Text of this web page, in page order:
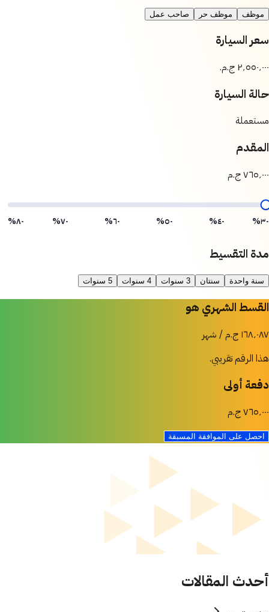
موظف موظف حر صاحب عمل
سعر السيارة
حالة السيارة
مستعملة
المقدم
٧٦٥٬٠٠٠ ج.م
٣٠% ٤٠% ٥٠% ٦٠% ٧٠% ٨٠%
مدة التقسيط
سنة واحدة سنتان 3 سنوات 4 سنوات 5 سنوات
القسط الشهري هو
١٦٨٬٠٨٧ ج.م / شهر
هذا الرقم تقريبي.
دفعة أولى
٧٦٥٬٠٠٠ ج.م
احصل على الموافقة المسبقة
أحدث المقالات